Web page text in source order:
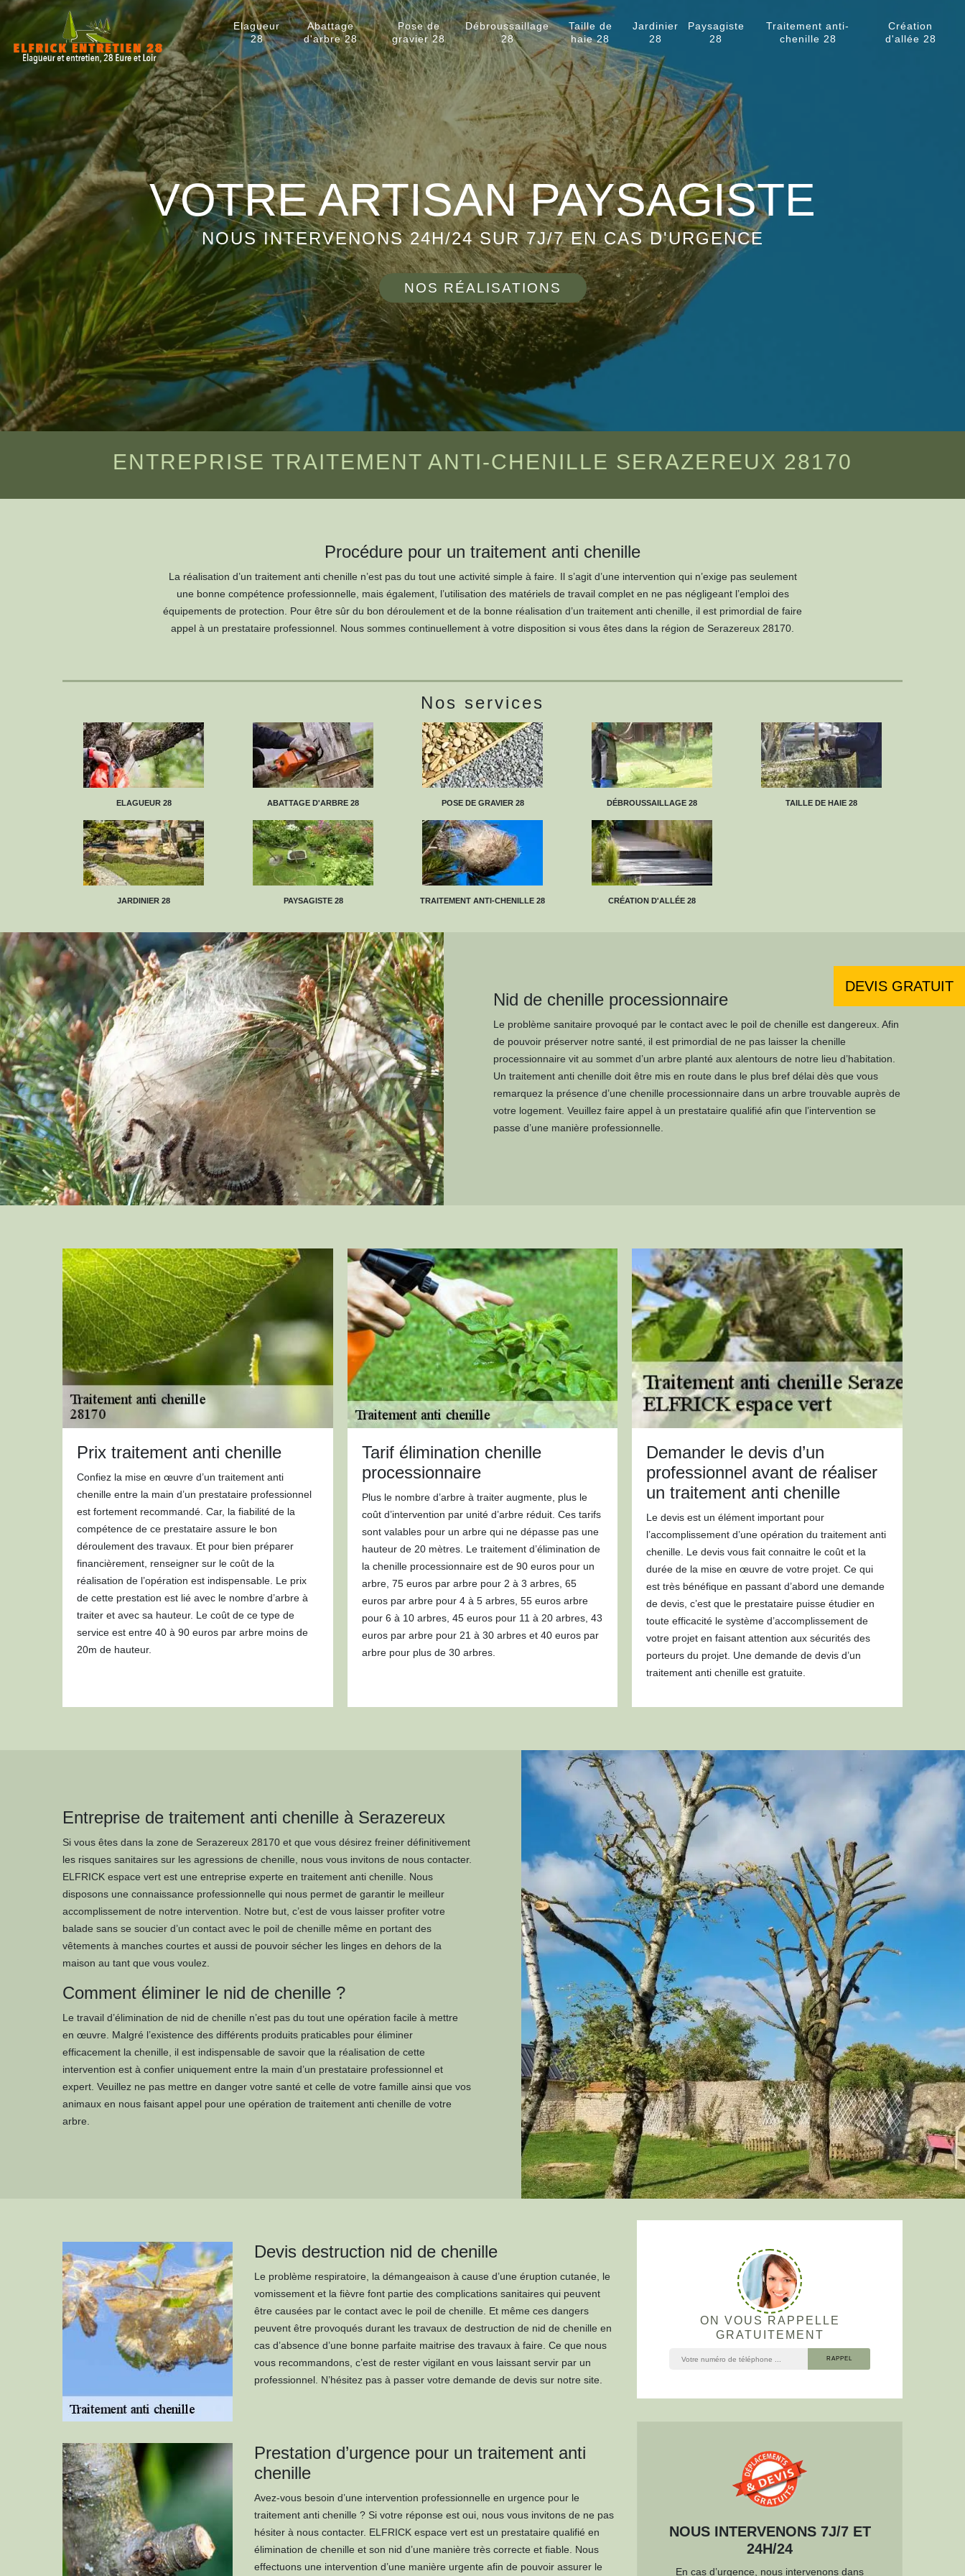
Elagueur
28
Abattage
d'arbre 28
Pose de
gravier 28
Débroussaillage
28
Taille de
haie 28
Jardinier
28
Paysagiste
28
Traitement anti-
chenille 28
Création
d'allée 28
VOTRE ARTISAN PAYSAGISTE
NOUS INTERVENONS 24H/24 SUR 7J/7 EN CAS D'URGENCE
NOS RÉALISATIONS
DEVIS GRATUIT
ENTREPRISE TRAITEMENT ANTI-CHENILLE SERAZEREUX 28170
Procédure pour un traitement anti chenille
La réalisation d’un traitement anti chenille n’est pas du tout une activité simple à faire. Il s’agit d’une intervention qui n’exige pas seulement
une bonne compétence professionnelle, mais également, l’utilisation des matériels de travail complet en ne pas négligeant l’emploi des
équipements de protection. Pour être sûr du bon déroulement et de la bonne réalisation d’un traitement anti chenille, il est primordial de faire
appel à un prestataire professionnel. Nous sommes continuellement à votre disposition si vous êtes dans la région de Serazereux 28170.
Nos services
ELAGUEUR 28 ABATTAGE D'ARBRE 28 POSE DE GRAVIER 28 DÉBROUSSAILLAGE 28 TAILLE DE HAIE 28
JARDINIER 28 PAYSAGISTE 28 TRAITEMENT ANTI-CHENILLE 28 CRÉATION D'ALLÉE 28
Nid de chenille processionnaire
Le problème sanitaire provoqué par le contact avec le poil de chenille est dangereux. Afin
de pouvoir préserver notre santé, il est primordial de ne pas laisser la chenille
processionnaire vit au sommet d’un arbre planté aux alentours de notre lieu d’habitation.
Un traitement anti chenille doit être mis en route dans le plus bref délai dès que vous
remarquez la présence d’une chenille processionnaire dans un arbre trouvable auprès de
votre logement. Veuillez faire appel à un prestataire qualifié afin que l’intervention se
passe d’une manière professionnelle.
Prix traitement anti chenille
Confiez la mise en œuvre d’un traitement anti
chenille entre la main d’un prestataire professionnel
est fortement recommandé. Car, la fiabilité de la
compétence de ce prestataire assure le bon
déroulement des travaux. Et pour bien préparer
financièrement, renseigner sur le coût de la
réalisation de l’opération est indispensable. Le prix
de cette prestation est lié avec le nombre d’arbre à
traiter et avec sa hauteur. Le coût de ce type de
service est entre 40 à 90 euros par arbre moins de
20m de hauteur.
Tarif élimination chenille
processionnaire
Plus le nombre d’arbre à traiter augmente, plus le
coût d’intervention par unité d’arbre réduit. Ces tarifs
sont valables pour un arbre qui ne dépasse pas une
hauteur de 20 mètres. Le traitement d’élimination de
la chenille processionnaire est de 90 euros pour un
arbre, 75 euros par arbre pour 2 à 3 arbres, 65
euros par arbre pour 4 à 5 arbres, 55 euros arbre
pour 6 à 10 arbres, 45 euros pour 11 à 20 arbres, 43
euros par arbre pour 21 à 30 arbres et 40 euros par
arbre pour plus de 30 arbres.
Demander le devis d’un
professionnel avant de réaliser
un traitement anti chenille
Le devis est un élément important pour
l’accomplissement d’une opération du traitement anti
chenille. Le devis vous fait connaitre le coût et la
durée de la mise en œuvre de votre projet. Ce qui
est très bénéfique en passant d’abord une demande
de devis, c’est que le prestataire puisse étudier en
toute efficacité le système d’accomplissement de
votre projet en faisant attention aux sécurités des
porteurs du projet. Une demande de devis d’un
traitement anti chenille est gratuite.
Entreprise de traitement anti chenille à Serazereux
Si vous êtes dans la zone de Serazereux 28170 et que vous désirez freiner définitivement
les risques sanitaires sur les agressions de chenille, nous vous invitons de nous contacter.
ELFRICK espace vert est une entreprise experte en traitement anti chenille. Nous
disposons une connaissance professionnelle qui nous permet de garantir le meilleur
accomplissement de notre intervention. Notre but, c’est de vous laisser profiter votre
balade sans se soucier d’un contact avec le poil de chenille même en portant des
vêtements à manches courtes et aussi de pouvoir sécher les linges en dehors de la
maison au tant que vous voulez.
Comment éliminer le nid de chenille ?
Le travail d’élimination de nid de chenille n’est pas du tout une opération facile à mettre
en œuvre. Malgré l’existence des différents produits praticables pour éliminer
efficacement la chenille, il est indispensable de savoir que la réalisation de cette
intervention est à confier uniquement entre la main d’un prestataire professionnel et
expert. Veuillez ne pas mettre en danger votre santé et celle de votre famille ainsi que vos
animaux en nous faisant appel pour une opération de traitement anti chenille de votre
arbre.
Devis destruction nid de chenille
Le problème respiratoire, la démangeaison à cause d’une éruption cutanée, le
vomissement et la fièvre font partie des complications sanitaires qui peuvent
être causées par le contact avec le poil de chenille. Et même ces dangers
peuvent être provoqués durant les travaux de destruction de nid de chenille en
cas d’absence d’une bonne parfaite maitrise des travaux à faire. Ce que nous
vous recommandons, c’est de rester vigilant en vous laissant servir par un
professionnel. N’hésitez pas à passer votre demande de devis sur notre site.
Prestation d’urgence pour un traitement anti
chenille
Avez-vous besoin d’une intervention professionnelle en urgence pour le
traitement anti chenille ? Si votre réponse est oui, nous vous invitons de ne pas
hésiter à nous contacter. ELFRICK espace vert est un prestataire qualifié en
élimination de chenille et son nid d’une manière très correcte et fiable. Nous
effectuons une intervention d’une manière urgente afin de pouvoir assurer le
ON VOUS RAPPELLE
GRATUITEMENT
NOUS INTERVENONS 7J/7 ET
24H/24
En cas d’urgence, nous intervenons dans